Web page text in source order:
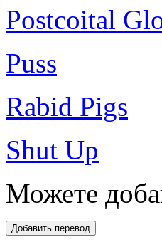
Postcoital
Puss
Rabid Pigs
Shut Up
Можете